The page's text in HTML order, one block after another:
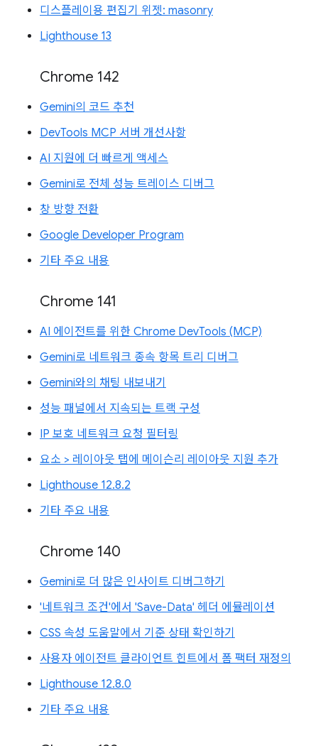
디스플레이용 편집기 위젯: masonry
Lighthouse 13
Chrome 142
Gemini의 코드 추천
DevTools MCP 서버 개선사항
AI 지원에 더 빠르게 액세스
Gemini로 전체 성능 트레이스 디버그
창 방향 전환
Google Developer Program
기타 주요 내용
Chrome 141
AI 에이전트를 위한 Chrome DevTools (MCP)
Gemini로 네트워크 종속 항목 트리 디버그
Gemini와의 채팅 내보내기
성능 패널에서 지속되는 트랙 구성
IP 보호 네트워크 요청 필터링
요소 > 레이아웃 탭에 메이슨리 레이아웃 지원 추가
Lighthouse 12.8.2
기타 주요 내용
Chrome 140
Gemini로 더 많은 인사이트 디버그하기
'네트워크 조건'에서 'Save-Data' 헤더 에뮬레이션
CSS 속성 도움말에서 기준 상태 확인하기
사용자 에이전트 클라이언트 힌트에서 폼 팩터 재정의
Lighthouse 12.8.0
기타 주요 내용